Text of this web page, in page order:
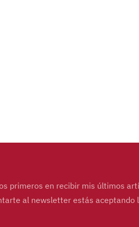
primeros en recibir mis últimos
al newsletter estás